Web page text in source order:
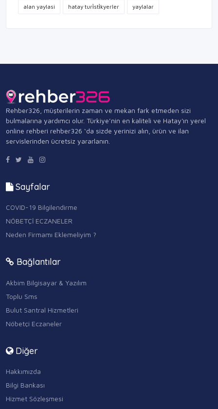
alan yaylasi hatay turi̇sti̇kyerler yaylalar
Rehber326, müşterilerin zaman ve mekan fark etmeden sizi
bulmalarına yardımcı olur. Türkiye’nin en kaliteli ve Hatay'ın yerel
online rehberi rehber326 ‘da sizde yerinizi alın, ürün ve ilan
servislerinden ücretsiz yararlanın.
Sayfalar
COVID-19 Bilgilendirme
NÖBETÇİ ECZANELER
Neden Firmamı Eklemeliyim ?
Bağlantılar
Akbim Bilgisayar & Yazılım
Toplu Sms
Bulut Santral Hizmetleri
Nöbetçi Eczaneler
Diğer
Hakkımızda
Bilgi Bankası
Hizmet Sözleşmesi